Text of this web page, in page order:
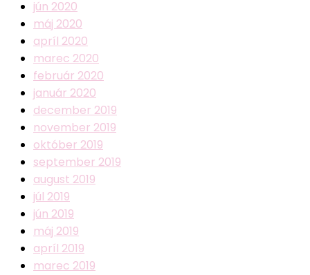
jún 2020
máj 2020
apríl 2020
marec 2020
február 2020
január 2020
december 2019
november 2019
október 2019
september 2019
august 2019
júl 2019
jún 2019
máj 2019
apríl 2019
marec 2019